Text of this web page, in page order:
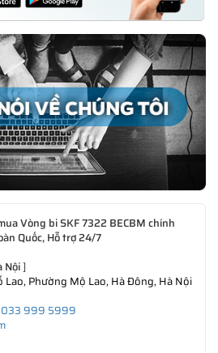
Vòng bi SKF 7322 BECBM chính
Quốc, Hỗ trợ 24/7
Nội]
Lao, Phường Mộ Lao, Hà Đông, Hà Nội
033 999 5999